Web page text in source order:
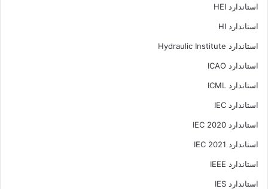
استاندارد HEI
استاندارد HI
استاندارد Hydraulic Institute
استاندارد ICAO
استاندارد ICML
استاندارد IEC
استاندارد IEC 2020
استاندارد IEC 2021
استاندارد IEEE
استاندارد IES